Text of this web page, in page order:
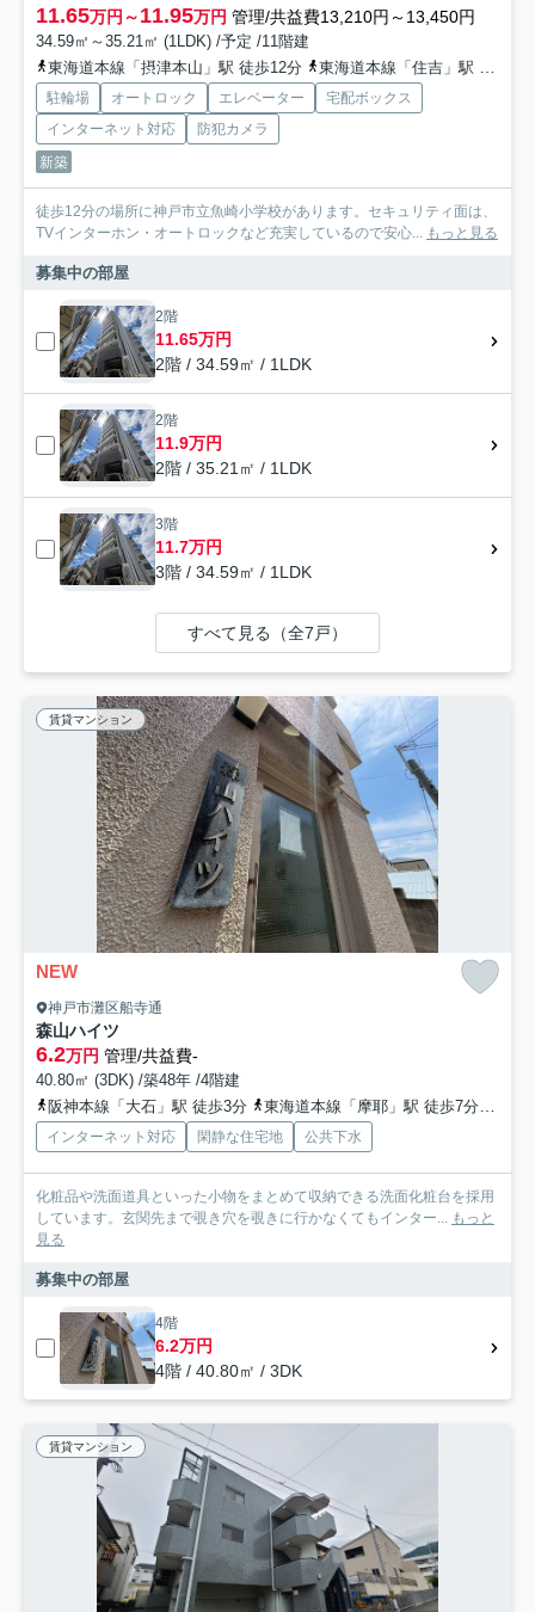
11.65万円～11.95万円 管理/共益費13,210円～13,450円
34.59㎡～35.21㎡ (1LDK) /予定 /11階建
東海道本線「摂津本山」駅 徒歩12分
東海道本線「住吉」駅 徒歩13分
駐輪場 オートロック エレベーター
宅配ボックス
インターネット対応
防犯カメラ
新築
徒歩12分の場所に神戸市立魚崎小学校があります。セキュリティ面は、
TVインターホン・オートロックなど充実しているので安心... もっと見る
募集中の部屋
2階
11.65万円
2階 / 34.59㎡ / 1LDK
2階
11.9万円
2階 / 35.21㎡ / 1LDK
3階
11.7万円
3階 / 34.59㎡ / 1LDK
すべて見る（全7戸）
賃貸マンション
NEW
神戸市灘区船寺通
森山ハイツ
6.2万円 管理/共益費-
40.80㎡ (3DK) /築48年 /4階建
阪神本線「大石」駅 徒歩3分
東海道本線「摩耶」駅 徒歩7分
インターネット対応 閑静な住宅地 公共下水
化粧品や洗面道具といった小物をまとめて収納できる洗面化粧台を採用
しています。玄関先まで覗き穴を覗きに行かなくてもインター... もっと
見る
募集中の部屋
4階
6.2万円
4階 / 40.80㎡ / 3DK
賃貸マンション